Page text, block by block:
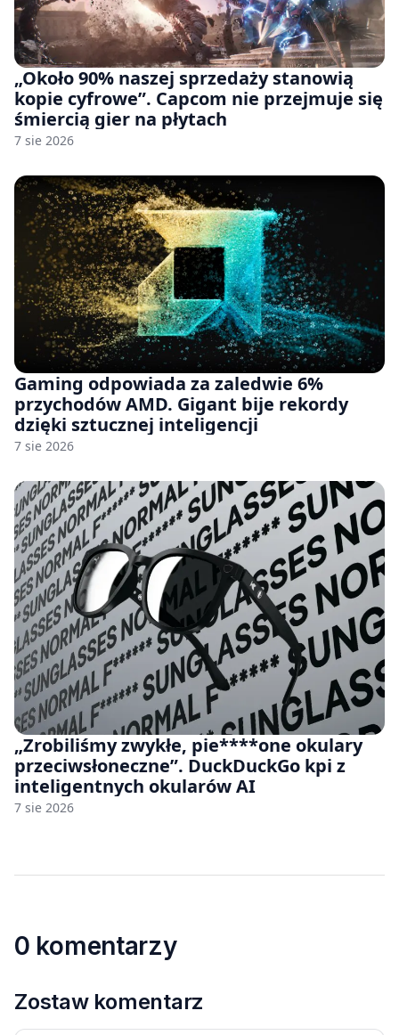
„Około 90% naszej sprzedaży stanowią
kopie cyfrowe”. Capcom nie przejmuje się
śmiercią gier na płytach
7 sie 2026
Gaming odpowiada za zaledwie 6%
przychodów AMD. Gigant bije rekordy
dzięki sztucznej inteligencji
7 sie 2026
„Zrobiliśmy zwykłe, pie****one okulary
przeciwsłoneczne”. DuckDuckGo kpi z
inteligentnych okularów AI
7 sie 2026
0 komentarzy
Zostaw komentarz